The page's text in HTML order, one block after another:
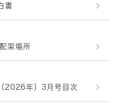
書
架場所
2026年）3月号目次